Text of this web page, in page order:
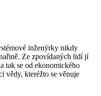
inženýrky nikdy
Ze zpovídaných lidí jí
tak se od ekonomického
vědy, kteréžto se věnuje